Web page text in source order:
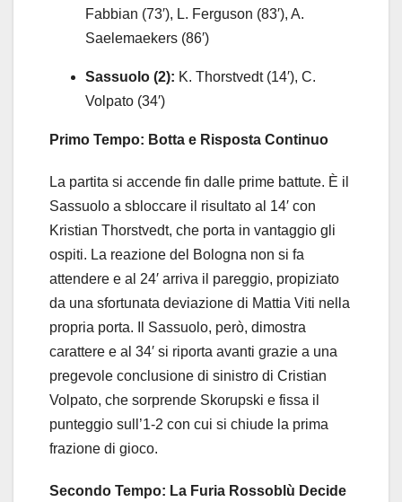
Fabbian (73′), L. Ferguson (83′), A.
Saelemaekers (86′)
Sassuolo (2): K. Thorstvedt (14′), C.
Volpato (34′)
Primo Tempo: Botta e Risposta Continuo
La partita si accende fin dalle prime battute. È il
Sassuolo a sbloccare il risultato al 14′ con
Kristian Thorstvedt, che porta in vantaggio gli
ospiti. La reazione del Bologna non si fa
attendere e al 24′ arriva il pareggio, propiziato
da una sfortunata deviazione di Mattia Viti nella
propria porta. Il Sassuolo, però, dimostra
carattere e al 34′ si riporta avanti grazie a una
pregevole conclusione di sinistro di Cristian
Volpato, che sorprende Skorupski e fissa il
punteggio sull’1-2 con cui si chiude la prima
frazione di gioco.
Secondo Tempo: La Furia Rossoblù Decide